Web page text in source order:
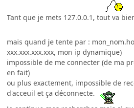
Tant que je mets 127.0.0.1, tout va
mais quand je tente par :
xxx.xxx.xxx.xxx, mon ip dynamique)
impossible de me connecter (de ma
en fait)
ou plus exactement, impossible de
d'acceuil et ça déconnecte.